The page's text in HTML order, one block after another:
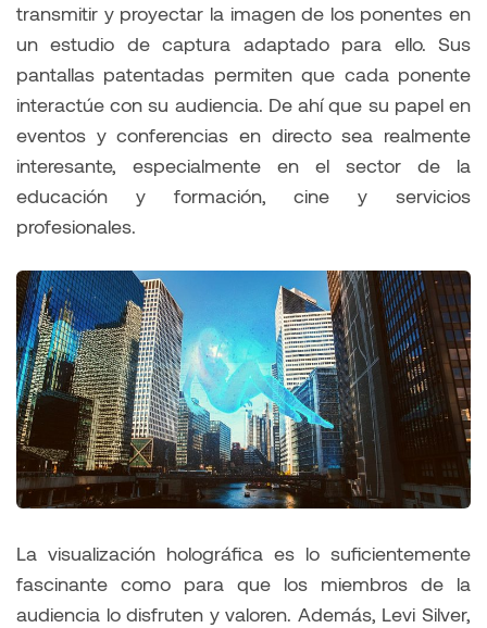
transmitir y proyectar la imagen de los ponentes en
un estudio de captura adaptado para ello. Sus
pantallas patentadas permiten que cada ponente
interactúe con su audiencia. De ahí que su papel en
eventos y conferencias en directo sea realmente
interesante, especialmente en el sector de la
educación y formación, cine y servicios
profesionales.
La visualización holográfica es lo suficientemente
fascinante como para que los miembros de la
audiencia lo disfruten y valoren. Además, Levi Silver,